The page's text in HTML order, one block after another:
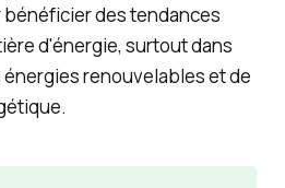
des tendances
d'énergie, surtout dans
énergies renouvelables et de